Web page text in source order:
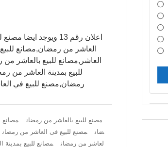
اعلان رقم 13
العاشر من رمضان,مصانع
العاشر,مصانع للبيع بالعاشر
للبيع بمدينة العاشر من
رمضان,مصنع للبيع في
مصنع للبيع بالعاشر من رمضان مصانع
ضان
مصنع للبيع فى العاشر من رمضان
لعاشر من رمضان
مصانع للبيع